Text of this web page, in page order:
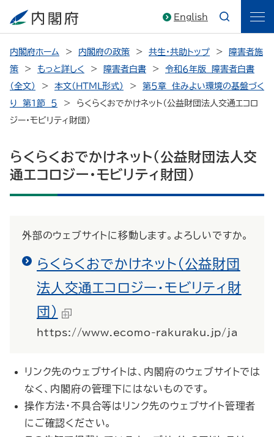
English
内閣府ホーム 内閣府の政策 共生・共助トップ
障害者施
策
もっと詳しく 障害者白書
令和６年版 障害者白書
（全文）
本文（HTML形式）
第５章 住みよい環境の基盤づく
り 第１節 ５
らくらくおでかけネット（公益財団法人交通エコロ
ジー・モビリティ財団）
らくらくおでかけネット（公益財団法人交
通エコロジー・モビリティ財団）
外部のウェブサイトに移動します。よろしいですか。
らくらくおでかけネット（公益財団
法人交通エコロジー・モビリティ財
団）
https://www.ecomo-rakuraku.jp/ja
リンク先のウェブサイトは、内閣府のウェブサイトでは
なく、内閣府の管理下にはないものです。
操作方法・不具合等はリンク先のウェブサイト管理者
にご確認ください。